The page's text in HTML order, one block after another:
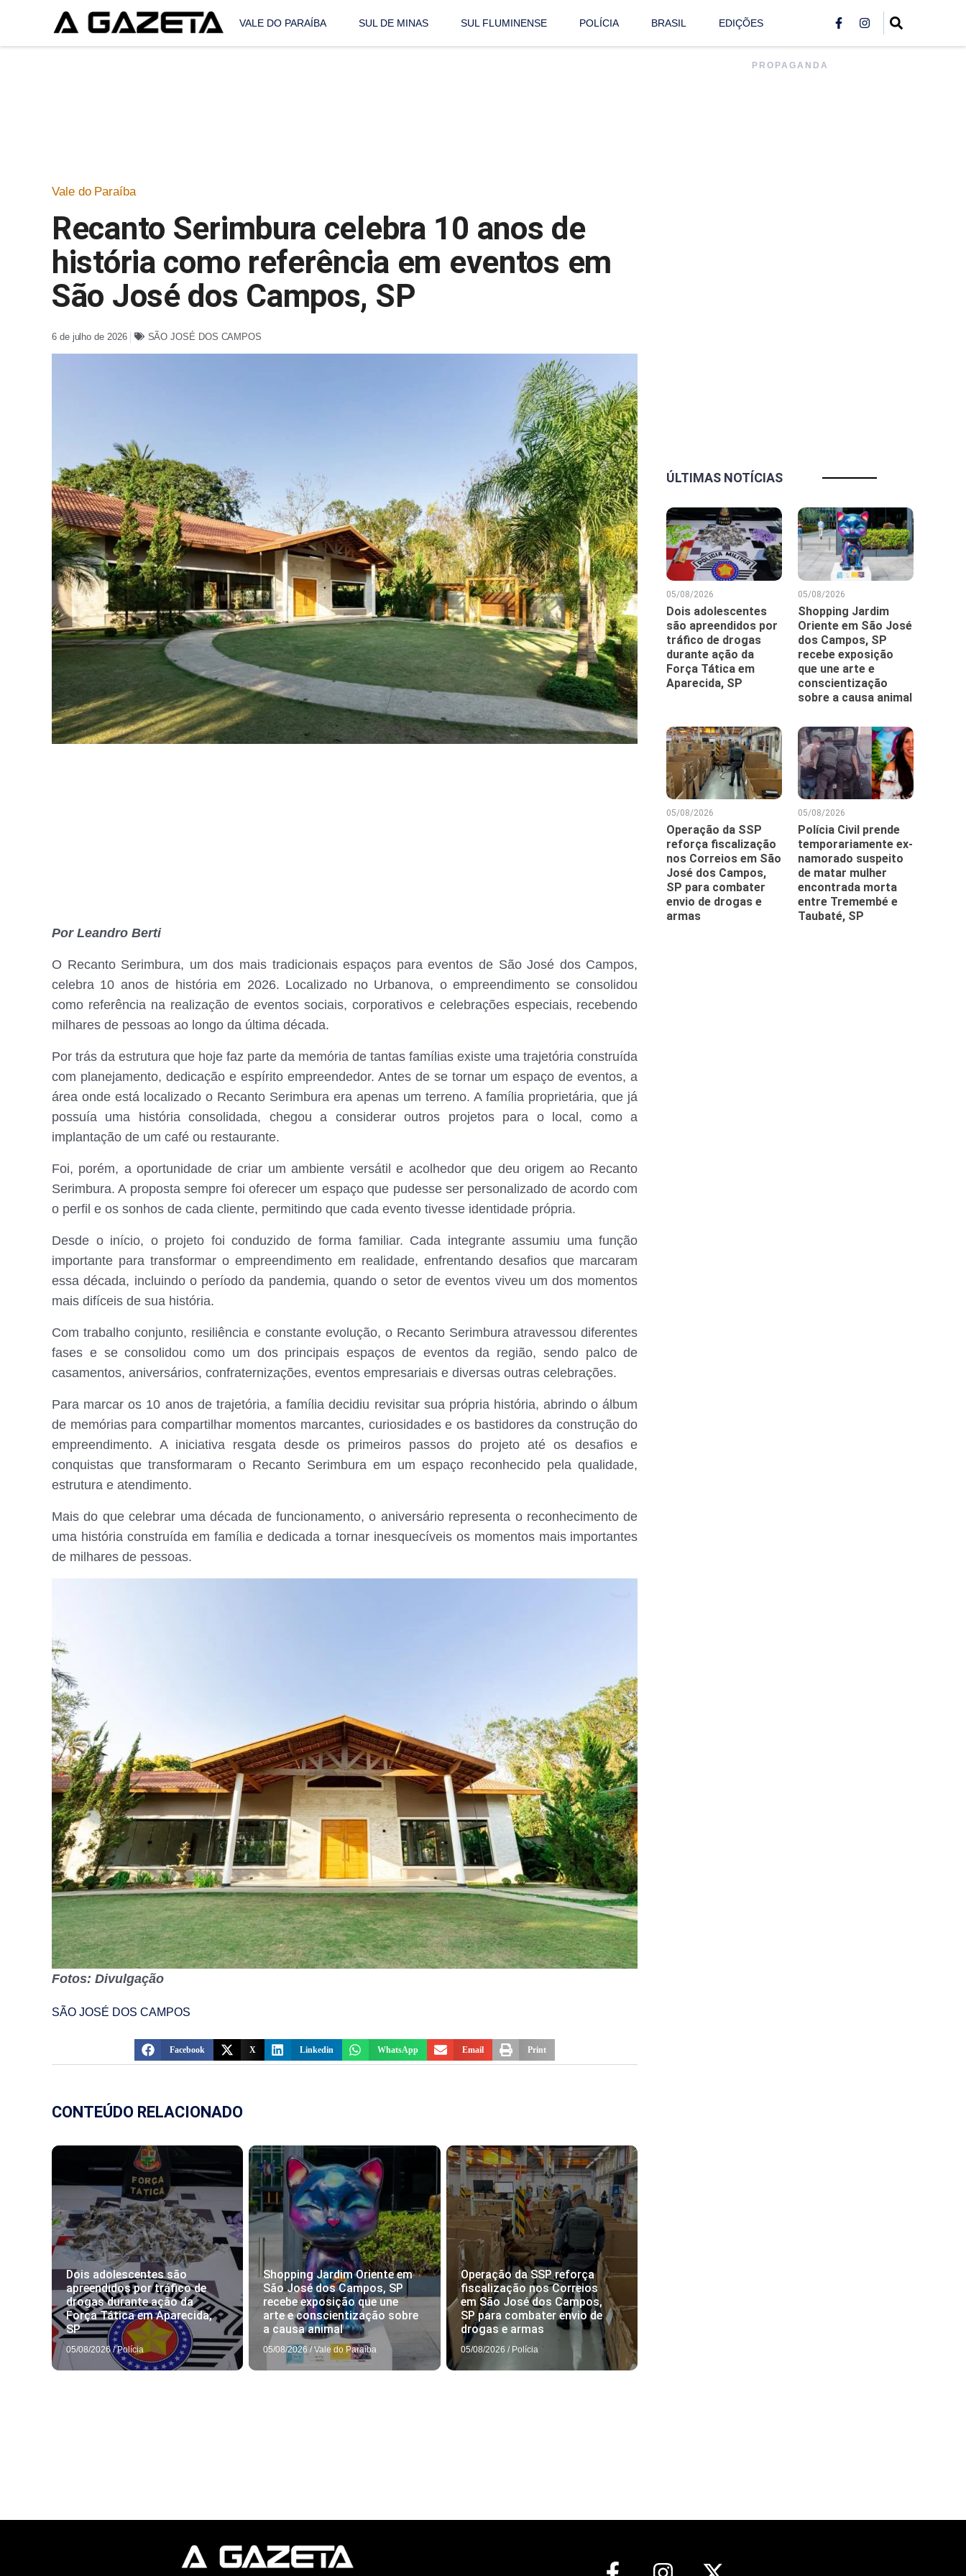
VALE DO PARAÍBA SUL DE MINAS SUL FLUMINENSE POLÍCIA BRASIL EDIÇÕES
Vale do Paraíba
Recanto Serimbura celebra 10 anos de
história como referência em eventos em
São José dos Campos, SP
6 de julho de 2026 SÃO JOSÉ DOS CAMPOS
Por Leandro Berti
O Recanto Serimbura, um dos mais tradicionais espaços para eventos de São José dos Campos,
celebra 10 anos de história em 2026. Localizado no Urbanova, o empreendimento se consolidou
como referência na realização de eventos sociais, corporativos e celebrações especiais, recebendo
milhares de pessoas ao longo da última década.
Por trás da estrutura que hoje faz parte da memória de tantas famílias existe uma trajetória construída
com planejamento, dedicação e espírito empreendedor. Antes de se tornar um espaço de eventos, a
área onde está localizado o Recanto Serimbura era apenas um terreno. A família proprietária, que já
possuía uma história consolidada, chegou a considerar outros projetos para o local, como a
implantação de um café ou restaurante.
Foi, porém, a oportunidade de criar um ambiente versátil e acolhedor que deu origem ao Recanto
Serimbura. A proposta sempre foi oferecer um espaço que pudesse ser personalizado de acordo com
o perfil e os sonhos de cada cliente, permitindo que cada evento tivesse identidade própria.
Desde o início, o projeto foi conduzido de forma familiar. Cada integrante assumiu uma função
importante para transformar o empreendimento em realidade, enfrentando desafios que marcaram
essa década, incluindo o período da pandemia, quando o setor de eventos viveu um dos momentos
mais difíceis de sua história.
Com trabalho conjunto, resiliência e constante evolução, o Recanto Serimbura atravessou diferentes
fases e se consolidou como um dos principais espaços de eventos da região, sendo palco de
casamentos, aniversários, confraternizações, eventos empresariais e diversas outras celebrações.
Para marcar os 10 anos de trajetória, a família decidiu revisitar sua própria história, abrindo o álbum
de memórias para compartilhar momentos marcantes, curiosidades e os bastidores da construção do
empreendimento. A iniciativa resgata desde os primeiros passos do projeto até os desafios e
conquistas que transformaram o Recanto Serimbura em um espaço reconhecido pela qualidade,
estrutura e atendimento.
Mais do que celebrar uma década de funcionamento, o aniversário representa o reconhecimento de
uma história construída em família e dedicada a tornar inesquecíveis os momentos mais importantes
de milhares de pessoas.
Fotos: Divulgação
SÃO JOSÉ DOS CAMPOS
Facebook X Linkedin WhatsApp Email Print
CONTEÚDO RELACIONADO
Dois adolescentes são
apreendidos por tráfico de
drogas durante ação da
Força Tática em Aparecida,
SP
05/08/2026 / Polícia
Shopping Jardim Oriente em
São José dos Campos, SP
recebe exposição que une
arte e conscientização sobre
a causa animal
05/08/2026 / Vale do Paraíba
Operação da SSP reforça
fiscalização nos Correios
em São José dos Campos,
SP para combater envio de
drogas e armas
05/08/2026 / Polícia
PROPAGANDA
ÚLTIMAS NOTÍCIAS
05/08/2026
Dois adolescentes
são apreendidos por
tráfico de drogas
durante ação da
Força Tática em
Aparecida, SP
05/08/2026
Shopping Jardim
Oriente em São José
dos Campos, SP
recebe exposição
que une arte e
conscientização
sobre a causa animal
05/08/2026
Operação da SSP
reforça fiscalização
nos Correios em São
José dos Campos,
SP para combater
envio de drogas e
armas
05/08/2026
Polícia Civil prende
temporariamente ex-
namorado suspeito
de matar mulher
encontrada morta
entre Tremembé e
Taubaté, SP